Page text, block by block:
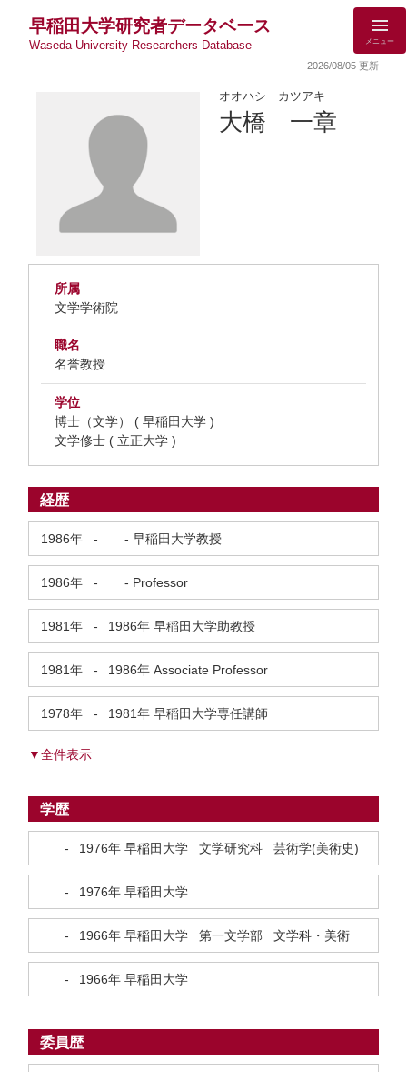
早稲田大学研究者データベース
Waseda University Researchers Database メニュー
2026/08/05 更新
オオハシ カツアキ
大橋 一章
所属
文学学術院
職名
名誉教授
学位
博士（文学） ( 早稲田大学 )
文学修士 ( 立正大学 )
経歴
1986年 - - 早稲田大学教授
1986年 - - Professor
1981年 - 1986年 早稲田大学助教授
1981年 - 1986年 Associate Professor
1978年 - 1981年 早稲田大学専任講師
▼全件表示
学歴
- 1976年 早稲田大学 文学研究科 芸術学(美術史)
- 1976年 早稲田大学
- 1966年 早稲田大学 第一文学部 文学科・美術
- 1966年 早稲田大学
委員歴